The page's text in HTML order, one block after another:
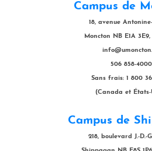
Campus de
18, avenue
Moncton NB E1A
506 858-4000
Sans frais: 1 800
(Canada et États-
Campus de
218, boulevard J.-D.-